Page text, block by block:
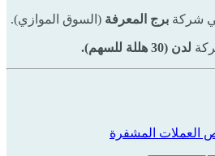
في شركة برج المعرفة (السوق الموازي).
لدن (30 هللة للسهم).
المشفرة